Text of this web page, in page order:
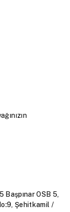
Başpınar OSB 5,
Şehitkamil /